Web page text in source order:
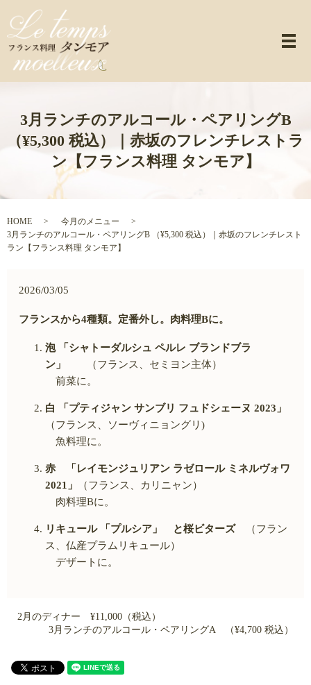
メ
3月ランチのアルコール・ペアリングB
（¥5,300 税込）｜赤坂のフレンチレストラ
ン【フランス料理 タンモア】
HOME
今月のメニュー
3月ランチのアルコール・ペアリングB （¥5,300 税込）｜赤坂のフレンチレスト
ラン【フランス料理 タンモア】
2026/03/05
フランスから4種類。定番外し。肉料理Bに。
泡 「シャトーダルシュ ペルレ ブランドブラ
ン」
（フランス、セミヨン主体）
前菜に。
白 「プティジャン サンブリ フュドシェーヌ 2023 」
（フランス、ソーヴィニョングリ )
魚料理に。
赤 「レイモンジュリアン ラゼロール ミネルヴォワ
2021 」
（フランス、カリニャン）
肉料理Bに。
リキュール 「プルシア」 と桜ビターズ
（フラン
ス、仏産プラムリキュール）
デザートに。
2月のディナー ¥11,000（税込）
3月ランチのアルコール・ペアリングA （¥4,700 税込）